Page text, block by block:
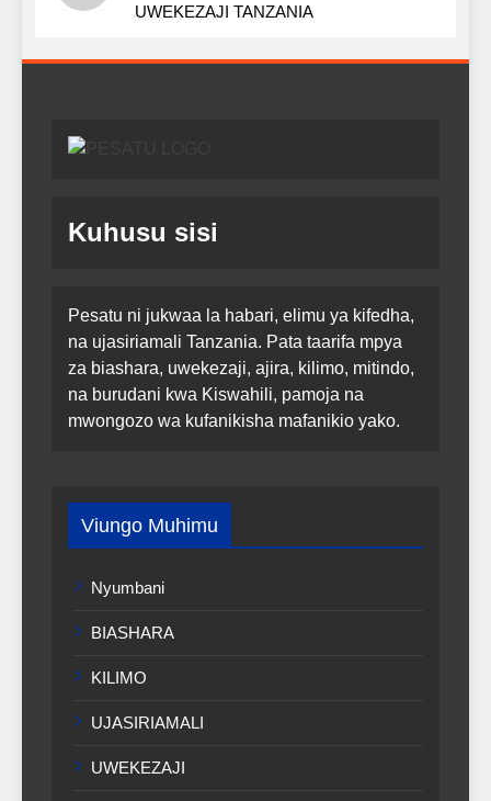
UWEKEZAJI TANZANIA
Kuhusu sisi
Pesatu ni jukwaa la habari, elimu ya kifedha,
na ujasiriamali Tanzania. Pata taarifa mpya
za biashara, uwekezaji, ajira, kilimo, mitindo,
na burudani kwa Kiswahili, pamoja na
mwongozo wa kufanikisha mafanikio yako.
Viungo Muhimu
Nyumbani
BIASHARA
KILIMO
UJASIRIAMALI
UWEKEZAJI